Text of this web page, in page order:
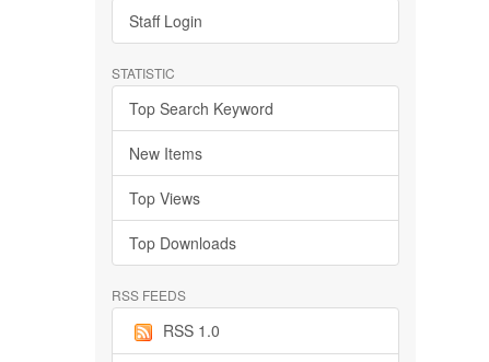
Staff Login
STATISTIC
Top Search Keyword
New Items
Top Views
Top Downloads
RSS FEEDS
RSS 1.0